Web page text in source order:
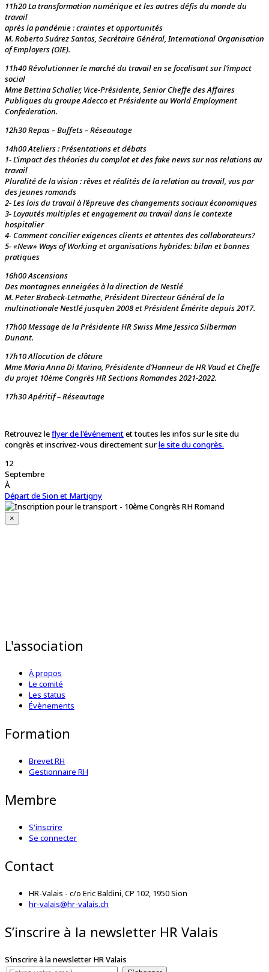
11h20 La transformation numérique et les autres défis du monde du
travail
après la pandémie : craintes et opportunités
M. Roberto Suárez Santos, Secrétaire Général, International Organisation
of Employers (OIE).
11h40 Révolutionner le marché du travail en se focalisant sur l’impact
social
Mme Bettina Schaller, Vice-Présidente, Senior Cheffe des Affaires
Publiques du groupe Adecco et Présidente au World Employment
Confederation.
12h30 Repas – Buffets – Réseautage
14h00 Ateliers : Présentations et débats
1- L’impact des théories du complot et des fake news sur nos relations au
travail
Pluralité de la vision : rêves et réalités de la relation au travail, vus par
des jeunes romands
2- Les lois du travail à l’épreuve des changements sociaux économiques
3- Loyautés multiples et engagement au travail dans le contexte
hospitalier
4- Comment concilier exigences clients et attentes des collaborateurs?
5- «New» Ways of Working et organisations hybrides: bilan et bonnes
pratiques
16h00 Ascensions
Des montagnes enneigées à la direction de Nestlé
M. Peter Brabeck-Letmathe, Président Directeur Général de la
multinationale Nestlé jusqu’en 2008 et Président Émérite depuis 2017.
17h00 Message de la Présidente HR Swiss Mme Jessica Silberman
Dunant.
17h10 Allocution de clôture
Mme Maria Anna Di Marino, Présidente d’Honneur de HR Vaud et Cheffe
du projet 10ème Congrès HR Sections Romandes 2021-2022.
17h30 Apéritif – Réseautage
Retrouvez leflyer de l'événementet toutes les infos sur le site du
congrès et inscrivez-vous directement surle site du congrès.
12
Septembre
À
Départ de Sion et Martigny
×
L'association
À propos
Le comité
Les status
Évènements
Formation
Brevet RH
Gestionnaire RH
Membre
S'inscrire
Se connecter
Contact
HR-Valais - c/o Eric Baldini, CP 102, 1950 Sion
hr-valais@hr-valais.ch
S’inscrire à la newsletter HR Valais
S’inscrire à la newsletter HR Valais